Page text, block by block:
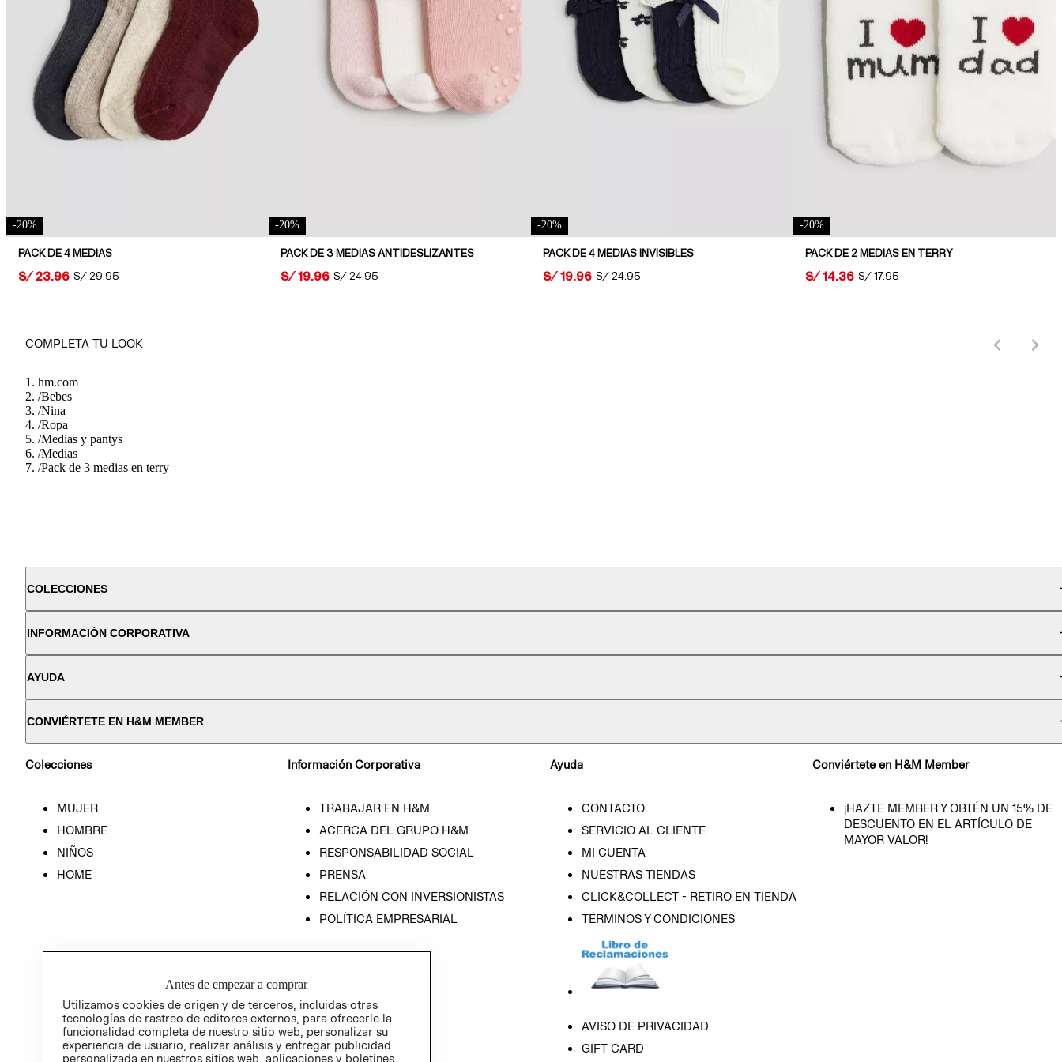
-20%
PACK DE 4 MEDIAS
ORIGINAL PRICE:
S/ 29.95
PRICE:
S/ 23.96
-20%
PACK DE 3 MEDIAS ANTIDESLIZANTES
ORIGINAL PRICE:
S/ 24.95
PRICE:
S/ 19.96
-20%
PACK DE 4 MEDIAS INVISIBLES
ORIGINAL PRICE:
S/ 24.95
PRICE:
S/ 19.96
-20%
PACK DE 2 MEDIAS EN TERRY
ORIGINAL PRICE:
S/ 17.95
PRICE:
S/ 14.36
COMPLETA TU LOOK
hm.com
/Bebes
/Nina
/Ropa
/Medias y pantys
/Medias
/Pack de 3 medias en terry
COLECCIONES
INFORMACIÓN CORPORATIVA
AYUDA
CONVIÉRTETE EN H&M MEMBER
Colecciones
MUJER
HOMBRE
NIÑOS
HOME
Información Corporativa
TRABAJAR EN H&M
ACERCA DEL GRUPO H&M
RESPONSABILIDAD SOCIAL
PRENSA
RELACIÓN CON INVERSIONISTAS
POLÍTICA EMPRESARIAL
Ayuda
CONTACTO
SERVICIO AL CLIENTE
MI CUENTA
NUESTRAS TIENDAS
CLICK&COLLECT - RETIRO EN TIENDA
TÉRMINOS Y CONDICIONES
AVISO DE PRIVACIDAD
GIFT CARD
Conviértete en H&M Member
¡HAZTE MEMBER Y OBTÉN UN 15% DE
DESCUENTO EN EL ARTÍCULO DE
MAYOR VALOR!
Antes de empezar a comprar
Utilizamos cookies de origen y de terceros, incluidas otras
tecnologías de rastreo de editores externos, para ofrecerle la
funcionalidad completa de nuestro sitio web, personalizar su
experiencia de usuario, realizar análisis y entregar publicidad
personalizada en nuestros sitios web, aplicaciones y boletines